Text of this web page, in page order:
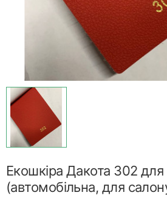
Екошкіра Дакота 302 для
(автомобільна, для